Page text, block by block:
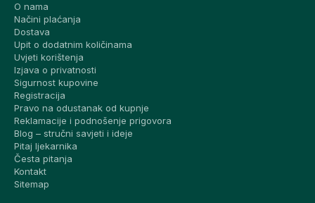
O nama
Načini plaćanja
Dostava
Upit o dodatnim količinama
Uvjeti korištenja
Izjava o privatnosti
Sigurnost kupovine
Registracija
Pravo na odustanak od kupnje
Reklamacije i podnošenje prigovora
Blog – stručni savjeti i ideje
Pitaj ljekarnika
Česta pitanja
Kontakt
Sitemap